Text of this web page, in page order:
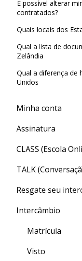
É possível alterar
contratados?
Quais locais dos
Qual a lista de
Zelândia
Qual a diferença de
Unidos
Minha conta
Minha Conta
Assinatura
CLASS (Escola
Acesso ao
Conteúdo do
Meu nível no
Como fazer as
Quizzes
TALK
Por que
Aula particular
Aula em grupo
Dentro do TALK
Resgate seu
Resgate
Intercâmbio
Matrícula
Visto